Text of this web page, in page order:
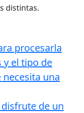
distintas.
procesarla
y el tipo de
una
disfrute de un